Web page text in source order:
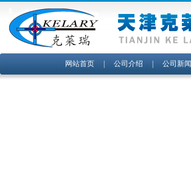
网站首页 公司介绍 公司新闻